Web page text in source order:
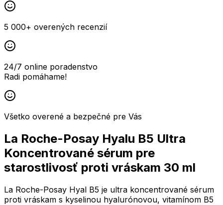
5 000+ overených recenzií
24/7 online poradenstvo
Radi pomáhame!
Všetko overené a bezpečné pre Vás
La Roche-Posay Hyalu B5 Ultra
Koncentrované sérum pre
starostlivosť proti vráskam 30 ml
La Roche-Posay Hyal B5 je ultra koncentrované sérum
proti vráskam s kyselinou hyalurónovou, vitamínom B5